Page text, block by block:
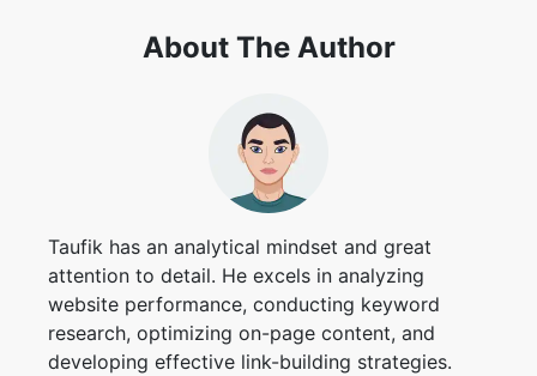
About The Author
Taufik has an analytical mindset and great
attention to detail. He excels in analyzing
website performance, conducting keyword
research, optimizing on-page content, and
developing effective link-building strategies.